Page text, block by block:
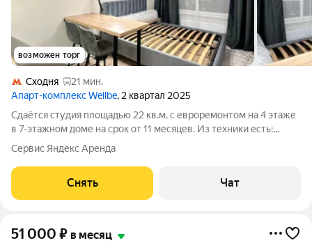
возможен торг
Сходня
21 мин.
Апарт-комплекс Wellbe, 2 квартал 2025
Сдаётся студия площадью 22 кв.м. с евроремонтом на 4 этаже
в 7-этажном доме на срок от 11 месяцев. Из техники есть:
Стиральная машина Холодильник Посудомоечная машина
Микроволновка Дом - монолитный, окна выходят во двор. В
подъезде 2 лифта - 1
Сервис Яндекс Аренда
Снять Чат
51 000 ₽ в месяц